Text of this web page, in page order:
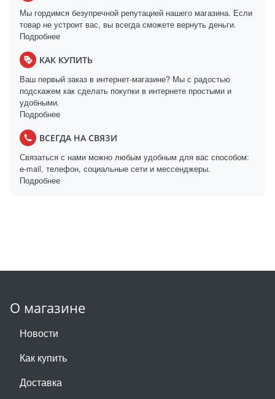
Мы гордимся безупречной репутацией нашего магазина. Если
товар не устроит вас, вы всегда сможете вернуть деньги.
Подробнее
КАК КУПИТЬ
Ваш первый заказ в интернет-магазине? Мы с радостью
подскажем как сделать покупки в интернете простыми и
удобными.
Подробнее
ВСЕГДА НА СВЯЗИ
Связаться с нами можно любым удобным для вас способом:
e-mail, телефон, социальные сети и мессенджеры.
Подробнее
О магазине
Новости
Как купить
Доставка